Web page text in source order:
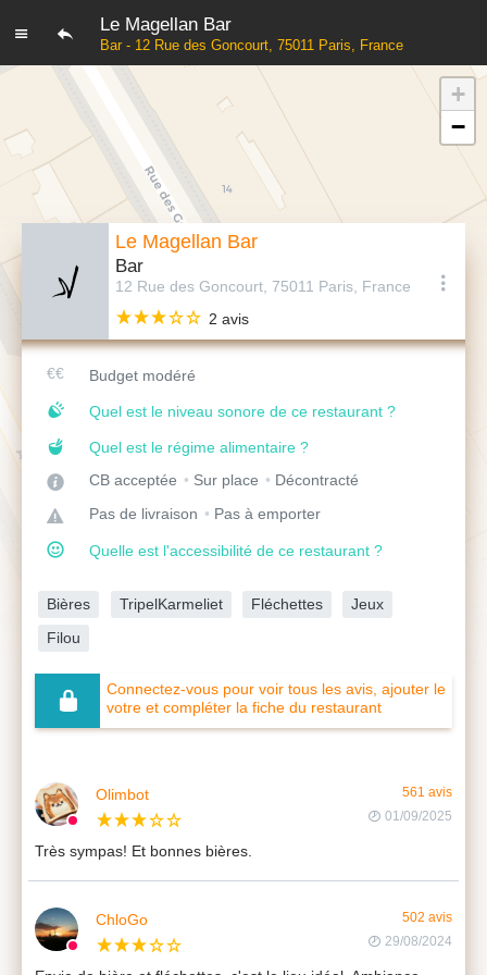
Le Magellan Bar
Bar - 12 Rue des Goncourt, 75011 Paris, France
Le Magellan Bar
Bar
12 Rue des Goncourt, 75011 Paris, France
2 avis
Budget modéré
Quel est le niveau sonore de ce restaurant ?
Quel est le régime alimentaire ?
CB acceptée
Sur place
Décontracté
Pas de livraison
Pas à emporter
Quelle est l'accessibilité de ce restaurant ?
Bières TripelKarmeliet Fléchettes
Jeux
Filou
Connectez-vous pour voir tous les avis, ajouter le
votre et compléter la fiche du restaurant
Olimbot
561 avis
01/09/2025
Très sympas! Et bonnes bières.
ChloGo
502 avis
29/08/2024
+
−